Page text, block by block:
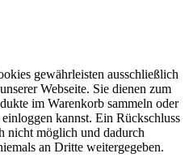
gewährleisten ausschließlich
Webseite. Sie dienen zum
im Warenkorb sammeln oder
kannst. Ein Rückschluss
nicht möglich und dadurch
an Dritte weitergegeben.